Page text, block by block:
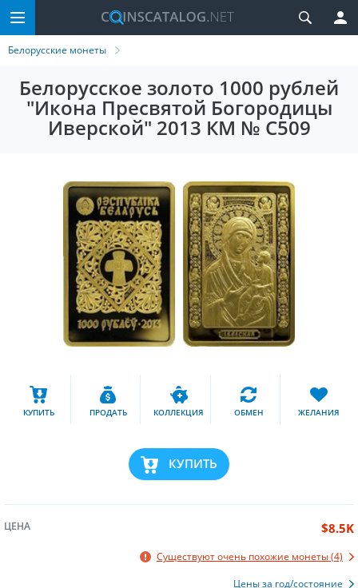
Белорусские монеты
Белорусское золото 1000 рублей
"Икона Пресвятой Богородицы
Иверской" 2013 КМ № C509
КУПИТЬ ПРОДАТЬ КОЛЛЕКЦИЯ ОБМЕН ЖЕЛАНИЯ
КУПИТЬ
ЦЕНА $8.5K
Существуют очень похожие монеты (4)
Цены за год/состояние